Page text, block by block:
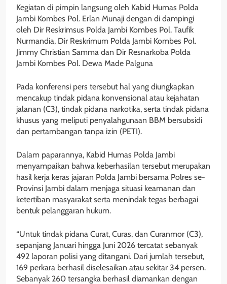
Kegiatan di pimpin langsung oleh Kabid Humas Polda
Jambi Kombes Pol. Erlan Munaji dengan di dampingi
oleh Dir Reskrimsus Polda Jambi Kombes Pol. Taufik
Nurmandia, Dir Reskrimum Polda Jambi Kombes Pol.
Jimmy Christian Samma dan Dir Resnarkoba Polda
Jambi Kombes Pol. Dewa Made Palguna
Pada konferensi pers tersebut hal yang diungkapkan
mencakup tindak pidana konvensional atau kejahatan
jalanan (C3), tindak pidana narkotika, serta tindak pidana
khusus yang meliputi penyalahgunaan BBM bersubsidi
dan pertambangan tanpa izin (PETI).
Dalam paparannya, Kabid Humas Polda Jambi
menyampaikan bahwa keberhasilan tersebut merupakan
hasil kerja keras jajaran Polda Jambi bersama Polres se-
Provinsi Jambi dalam menjaga situasi keamanan dan
ketertiban masyarakat serta menindak tegas berbagai
bentuk pelanggaran hukum.
“Untuk tindak pidana Curat, Curas, dan Curanmor (C3),
sepanjang Januari hingga Juni 2026 tercatat sebanyak
492 laporan polisi yang ditangani. Dari jumlah tersebut,
169 perkara berhasil diselesaikan atau sekitar 34 persen.
Sebanyak 260 tersangka berhasil diamankan dengan